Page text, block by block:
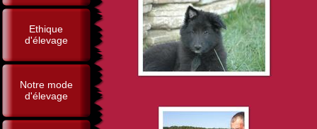
Ethique
d'élevage
Notre mode
d'élevage